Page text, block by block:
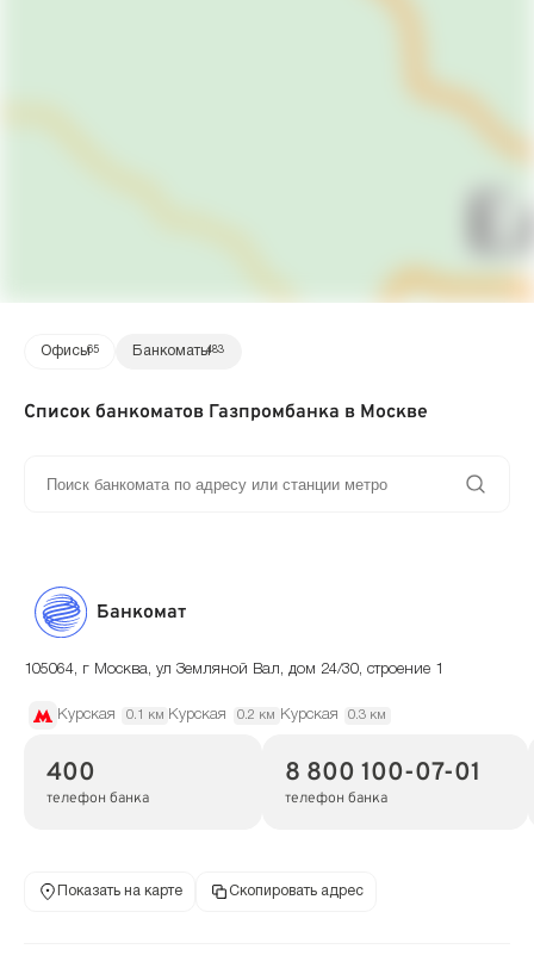
Офисы65 Банкоматы483
Список банкоматов Газпромбанка в Москве
Банкомат
105064, г Москва, ул Земляной Вал, дом 24/30, строение 1
Курская 0.1 км Курская 0.2 км Курская 0.3 км
400
телефон банка
8 800 100-07-01
телефон банка
Показать на карте Скопировать адрес